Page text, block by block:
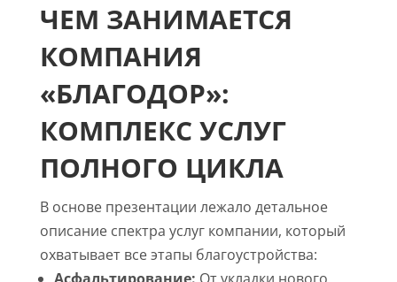
ЧЕМ ЗАНИМАЕТСЯ
КОМПАНИЯ
«БЛАГОДОР»:
КОМПЛЕКС УСЛУГ
ПОЛНОГО ЦИКЛА
В основе презентации лежало детальное
описание спектра услуг компании, который
охватывает все этапы благоустройства: